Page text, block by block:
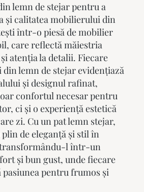
lemn de stejar pentru a
și calitatea mobilierului din
într-o piesă de mobilier
care reflectă măiestria
atenția la detalii. Fiecare
lemn de stejar evidențiază
și designul rafinat,
confortul necesar pentru
ci și o experiență estetică
zi. Cu unpat lemn stejar,
de eleganță și stil în
l într-un
și bun gust, unde fiecare
pentru frumos și